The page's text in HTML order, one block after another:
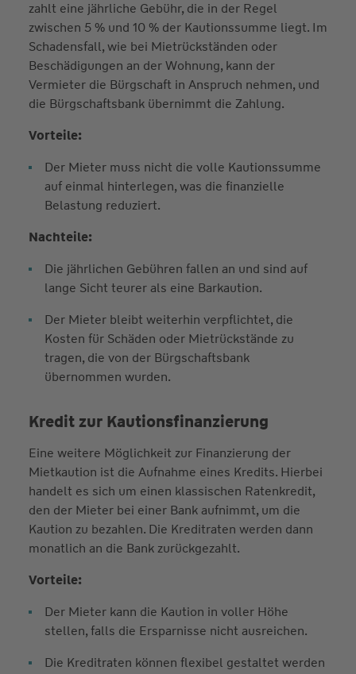
zahlt eine jährliche Gebühr, die in der Regel
zwischen 5 % und 10 % der Kautionssumme liegt. Im
Schadensfall, wie bei Mietrückständen oder
Beschädigungen an der Wohnung, kann der
Vermieter die Bürgschaft in Anspruch nehmen, und
die Bürgschaftsbank übernimmt die Zahlung.
Vorteile:
Der Mieter muss nicht die volle Kautionssumme
auf einmal hinterlegen, was die finanzielle
Belastung reduziert.
Nachteile:
Die jährlichen Gebühren fallen an und sind auf
lange Sicht teurer als eine Barkaution.
Der Mieter bleibt weiterhin verpflichtet, die
Kosten für Schäden oder Mietrückstände zu
tragen, die von der Bürgschaftsbank
übernommen wurden.
Kredit zur Kautionsfinanzierung
Eine weitere Möglichkeit zur Finanzierung der
Mietkaution ist die Aufnahme eines Kredits. Hierbei
handelt es sich um einen klassischen Ratenkredit,
den der Mieter bei einer Bank aufnimmt, um die
Kaution zu bezahlen. Die Kreditraten werden dann
monatlich an die Bank zurückgezahlt.
Vorteile:
Der Mieter kann die Kaution in voller Höhe
stellen, falls die Ersparnisse nicht ausreichen.
Die Kreditraten können flexibel gestaltet werden